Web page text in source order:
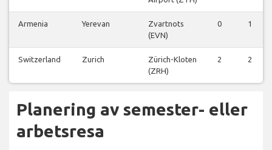
Armenia Yerevan
Zvartnots
(EVN)
0 1
Switzerland Zurich
Zürich-Kloten
(ZRH)
2 2
Planering av semester- eller
arbetsresa